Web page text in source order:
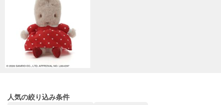
SALOMON
sanrio house
サンリオハウス
SESAME STREET MARKET
セサミストリートマーケット
シャカ
人気の絞り込み条件